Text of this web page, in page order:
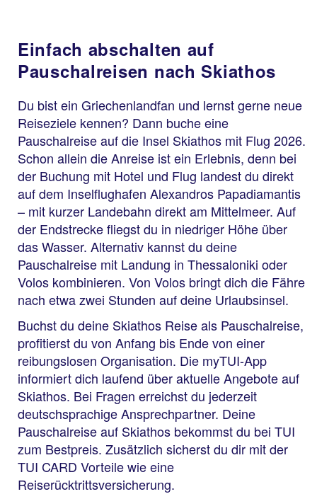
Einfach abschalten auf
Pauschalreisen nach Skiathos
Du bist ein Griechenlandfan und lernst gerne neue
Reiseziele kennen? Dann buche eine
Pauschalreise auf die Insel Skiathos mit Flug 2026.
Schon allein die Anreise ist ein Erlebnis, denn bei
der Buchung mit Hotel und Flug landest du direkt
auf dem Inselflughafen Alexandros Papadiamantis
– mit kurzer Landebahn direkt am Mittelmeer. Auf
der Endstrecke fliegst du in niedriger Höhe über
das Wasser. Alternativ kannst du deine
Pauschalreise mit Landung in Thessaloniki oder
Volos kombinieren. Von Volos bringt dich die Fähre
nach etwa zwei Stunden auf deine Urlaubsinsel.
Buchst du deine Skiathos Reise als Pauschalreise,
profitierst du von Anfang bis Ende von einer
reibungslosen Organisation. Die myTUI-App
informiert dich laufend über aktuelle Angebote auf
Skiathos. Bei Fragen erreichst du jederzeit
deutschsprachige Ansprechpartner. Deine
Pauschalreise auf Skiathos bekommst du bei TUI
zum Bestpreis. Zusätzlich sicherst du dir mit der
TUI CARD Vorteile wie eine
Reiserücktrittsversicherung.